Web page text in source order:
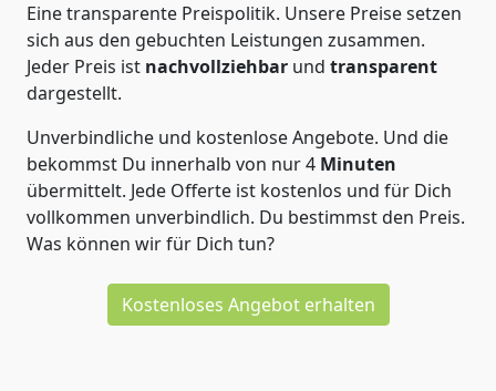
Eine transparente Preispolitik. Unsere Preise setzen
sich aus den gebuchten Leistungen zusammen.
Jeder Preis ist nachvollziehbar und transparent
dargestellt.
Unverbindliche und kostenlose Angebote. Und die
bekommst Du innerhalb von nur4 Minuten
übermittelt. Jede Offerte ist kostenlos und für Dich
vollkommen unverbindlich. Du bestimmst den Preis.
Was können wir für Dich tun?
Kostenloses Angebot erhalten